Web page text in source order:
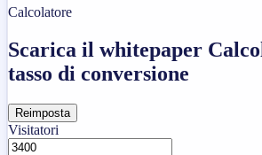
Calcolatore
Scarica il whitepaper
tasso di conversione
Reimposta
Visitatori